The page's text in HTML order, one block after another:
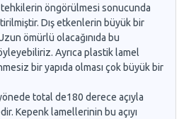
öngörülmesi sonucunda
Dış etkenlerin büyük bir
ömürlü olacağınıda bu
Ayrıca plastik lamel
bir yapıda olması çok büyük bir
total de180 derece açıyla
Kepenk lamellerinin bu açıyı